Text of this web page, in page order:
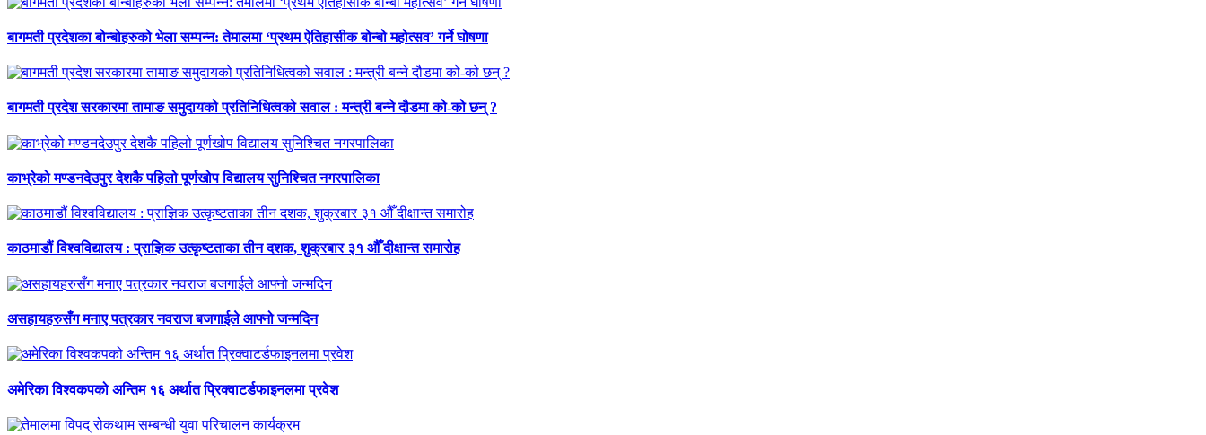
बागमती प्रदेशका बोन्बोहरुको भेला सम्पन्न: तेमालमा ‘प्रथम ऐतिहासीक बोन्बो महोत्सव’ गर्ने घोषणा
बागमती प्रदेश सरकारमा तामाङ समुदायको प्रतिनिधित्वको सवाल : मन्त्री बन्ने दौडमा को‐को छन् ?
काभ्रेको मण्डनदेउपुर देशकै पहिलो पूर्णखोप विद्यालय सुनिश्चित नगरपालिका
काठमाडौं विश्वविद्यालय : प्राज्ञिक उत्कृष्टताका तीन दशक, शुक्रबार ३१ औँ दीक्षान्त समारोह
असहायहरुसँग मनाए पत्रकार नवराज बजगाईले आफ्नो जन्मदिन
अमेरिका विश्वकपको अन्तिम १६ अर्थात प्रिक्वाटर्डफाइनलमा प्रवेश